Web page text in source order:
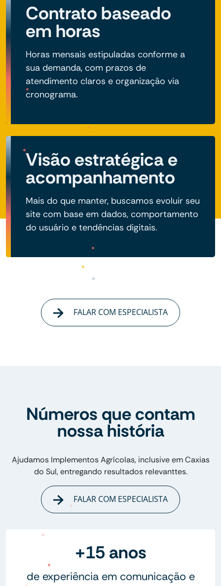
Contrato baseado
em horas
Horas mensais estipuladas conforme a
sua demanda, com prazos de
atendimento claros e organização via
cronograma.
Visão estratégica e
acompanhamento
Mais do que manter, buscamos evoluir seu
site com base em dados, comportamento
do usuário e tendências digitais.
FALAR COM ESPECIALISTA
Números que contam
nossa história
Ajudamos Implementos Agrícolas, inclusive em Caxias
do Sul, entregando resultados relevanttes.
FALAR COM ESPECIALISTA
+15 anos
de experiência em comunicação e